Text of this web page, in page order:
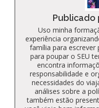
Publicado
Uso minha
experiência
família para
para poupar o SEU
encontra
responsabilidade e
necessidades do
análises sobre a
também estão